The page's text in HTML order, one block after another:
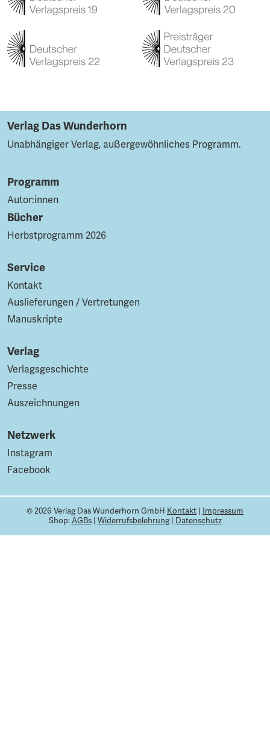
Verlag Das Wunderhorn
Unabhängiger Verlag, außergewöhnliches Programm.
Programm
Autor:innen
Bücher
Herbstprogramm 2026
Service
Kontakt
Auslieferungen / Vertretungen
Manuskripte
Verlag
Verlagsgeschichte
Presse
Auszeichnungen
Netzwerk
Instagram
Facebook
© 2026 Verlag Das Wunderhorn GmbH Kontakt | Impressum
Shop:AGBs| Widerrufsbelehrung| Datenschutz